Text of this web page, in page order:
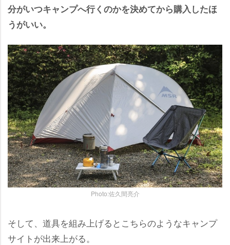
分がいつキャンプへ行くのかを決めてから購入したほ
うがいい。
Photo:佐久間亮介
そして、道具を組み上げるとこちらのようなキャンプ
サイトが出来上がる。